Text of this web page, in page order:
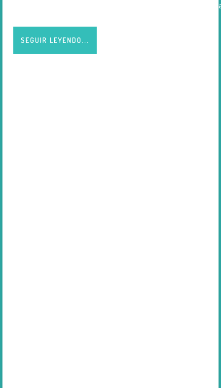
Cada año, Clarivate Analytics, una empresa que recopila y
SEGUIR LEYENDO...